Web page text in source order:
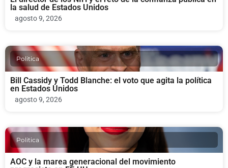
la salud de Estados Unidos
agosto 9, 2026
Politica
Bill Cassidy y Todd Blanche: el voto que agita la política
en Estados Unidos
agosto 9, 2026
Politica
AOC y la marea generacional del movimiento